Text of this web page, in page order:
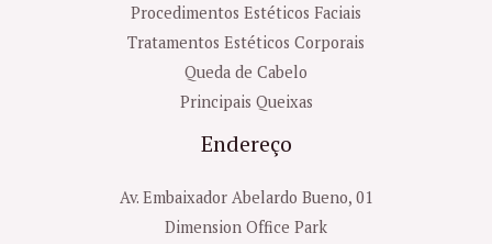
Procedimentos Estéticos Faciais
Tratamentos Estéticos Corporais
Queda de Cabelo
Principais Queixas
Endereço
Av. Embaixador Abelardo Bueno, 01
Dimension Office Park